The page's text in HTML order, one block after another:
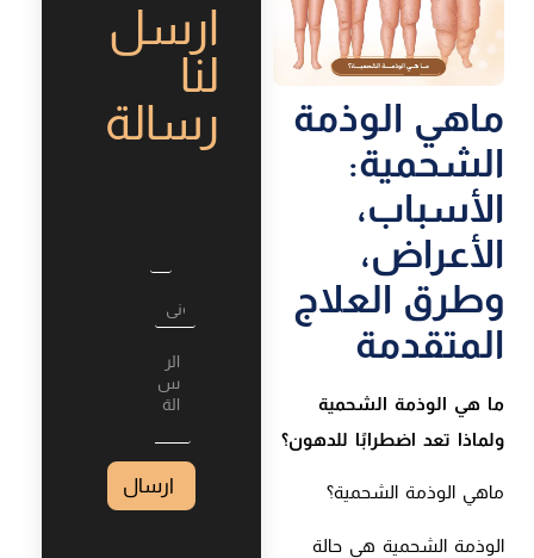
ماهي الوذمة
الشحمية:
الأسباب،
الأعراض،
وطرق العلاج
المتقدمة
ما هي الوذمة الشحمية
ولماذا تعد اضطرابًا للدهون؟
ماهي الوذمة الشحمية؟
الوذمة الشحمية هي حالة
ارسل
لنا
رسالة
t
ارسال